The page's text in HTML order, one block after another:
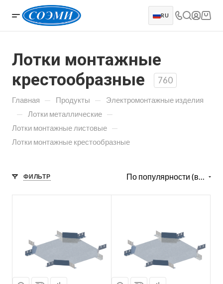
RU
Лотки монтажные
крестообразные
760
Главная — Продукты — Электромонтажные изделия
— Лотки металлические —
Лотки монтажные листовые —
Лотки монтажные крестообразные
ФИЛЬТР По популярности (возрастание)